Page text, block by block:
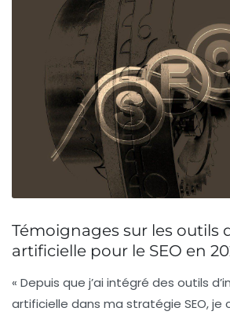
Témoignages sur les outils
artificielle pour le SEO en
« Depuis que j’ai intégré des outils d’
artificielle dans ma stratégie SEO, je